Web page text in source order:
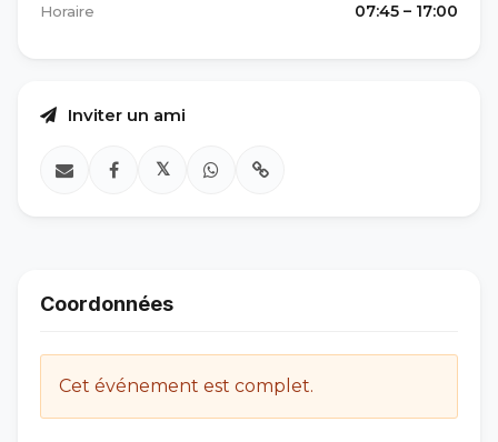
Coordonnées
Cet événement est complet.
Horaire 07:45 – 17:00
Inviter un ami
𝕏